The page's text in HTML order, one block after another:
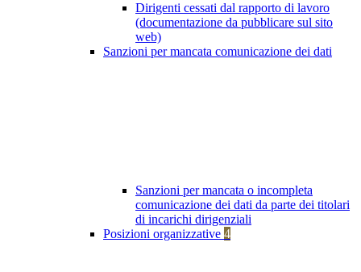
Dirigenti cessati dal rapporto di lavoro
(documentazione da pubblicare sul sito
web)
Sanzioni per mancata comunicazione dei dati
Sanzioni per mancata o incompleta
comunicazione dei dati da parte dei titolari
di incarichi dirigenziali
Posizioni organizzative 4